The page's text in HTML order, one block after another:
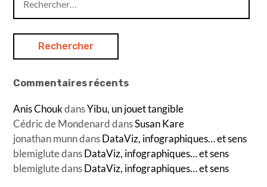
Commentaires récents
Anis ChoukdansYibu, un jouet tangible
Cédric de MondenarddansSusan Kare
jonathan munndansDataViz, infographiques… et sens
blemiglutedansDataViz, infographiques… et sens
blemiglutedansDataViz, infographiques… et sens